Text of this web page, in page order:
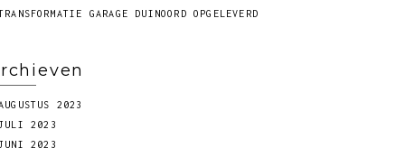
GARAGE DUINOORD OPGELEVERD
2023
2023
2023